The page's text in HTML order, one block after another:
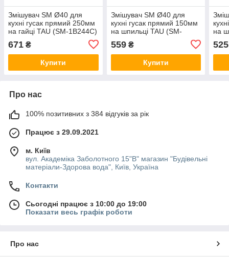
Змішувач SM Ø40 для
кухні гусак прямий 250мм
на гайці TAU (SM-1B244C)
671 ₴
Купити
Змішувач SM Ø40 для
кухні гусак прямий 150мм
на шпильці TAU (SM-
559₴
Купити
на
шт!!!
525
Про нас
100% позитивних з 384 відгуків за рік
Працює з 29.09.2021
м. Київ
вул. Академіка Заболотного 15"В" магазин "Будівельні
матеріали-Здорова вода", Київ, Україна
Контакти
Сьогодні працює з 10:00 до 19:00
Показати весь графік роботи
Про нас